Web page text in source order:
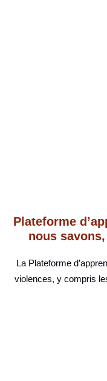
Plateforme
nous
La Plateforme
violences, y compris